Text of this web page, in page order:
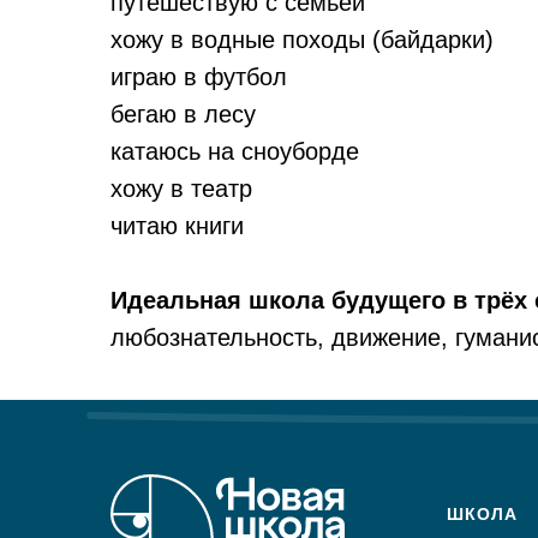
хожу в водные походы (байдарки)
играю в футбол
бегаю в лесу
катаюсь на сноуборде
хожу в театр
читаю книги
Идеальная школа будущего в
любознательность, движение,
ШКОЛА